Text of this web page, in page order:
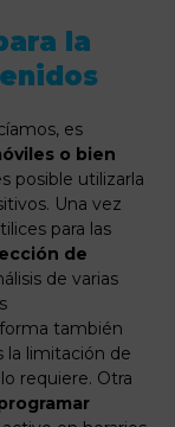
la
es
o bien
posible utilizarla
Una vez
para las
de
de varias
también
la limitación de
requiere. Otra